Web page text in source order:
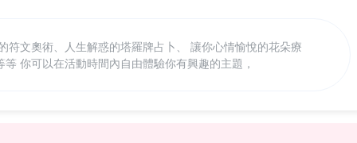
符文奧術、人生解惑的塔羅牌占卜、 讓你心情愉悅的花朵療
你可以在活動時間內自由體驗你有興趣的主題，